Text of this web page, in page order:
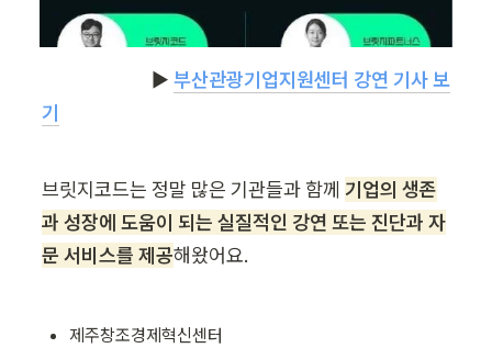
                         ▶
부산관광기업지원센터 강연 기사 보
기
브릿지코드는 정말 많은 기관들과 함께 기업의 생존
과 성장에 도움이 되는 실질적인 강연 또는 진단과 자
문 서비스를 제공해왔어요.
제주창조경제혁신센터